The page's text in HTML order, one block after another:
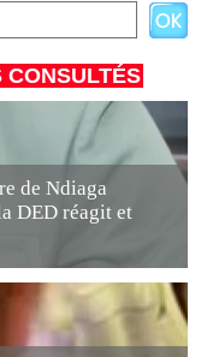
de Ndiaga
DED réagit et